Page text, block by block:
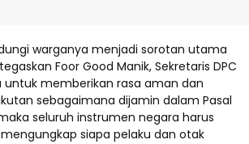
warganya menjadi sorotan utama
Foor Good Manik, Sekretaris DPC
untuk memberikan rasa aman dan
sebagaimana dijamin dalam Pasal
seluruh instrumen negara harus
siapa pelaku dan otak